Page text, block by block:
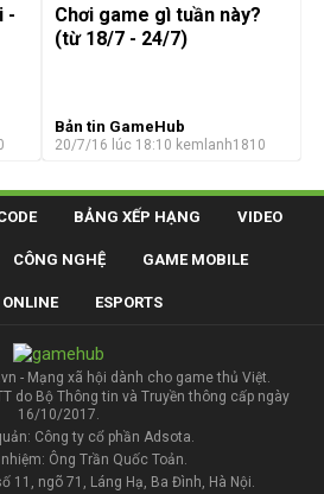
-
Chơi game gì tuần này?
(từ 18/7 - 24/7)
Bản tin GameHub
20/7/16 lúc 18:10 kemlanh1810
BẢNG XẾP HẠNG VIDEO
CÔNG NGHỆ GAME MOBILE
ESPORTS
- Mạng xã hội dành cho game thủ Việt.
do Bộ Thông tin và Truyền thông cấp ngày
16/10/2017.
Công ty cổ phần Adsota.
Ông Trần Quốc Toản.
11, ngõ 71, Láng Hạ, Ba Đình, Hà Nội.